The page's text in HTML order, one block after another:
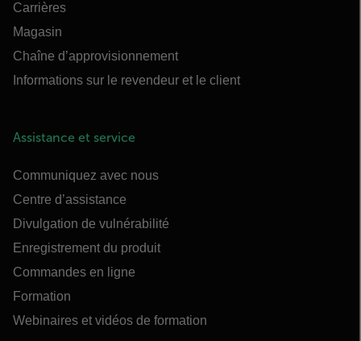
Carrières
Magasin
Chaîne d’approvisionnement
Informations sur le revendeur et le client
Assistance et service
Communiquez avec nous
Centre d’assistance
Divulgation de vulnérabilité
Enregistrement du produit
Commandes en ligne
Formation
Webinaires et vidéos de formation